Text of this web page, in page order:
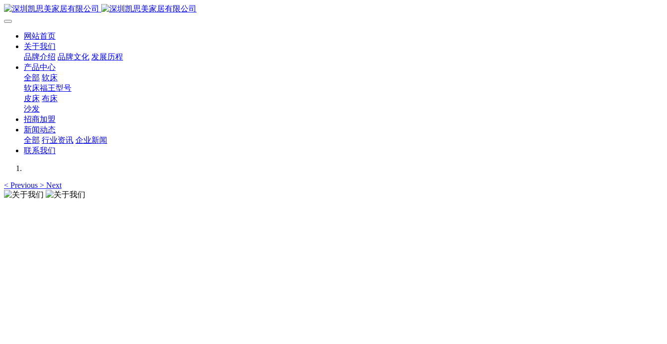
网站首页
关于我们
品牌介绍 品牌文化 发展历程
产品中心
全部 软床
软床福王型号
皮床 布床
沙发
招商加盟
新闻动态
全部 行业资讯 企业新闻
联系我们
< Previous > Next